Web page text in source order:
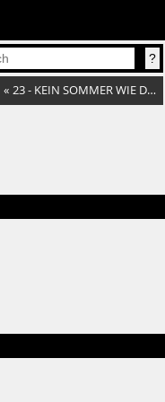
« 23 - KEIN SOMMER WIE DAMALS